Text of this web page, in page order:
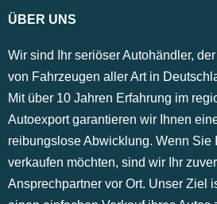
ÜBER UNS
Wir sind Ihr seriöser Autohändler,
von Fahrzeugen aller Art in
Mit über 10 Jahren Erfahrung im
Autoexport garantieren wir Ihnen
reibungslose Abwicklung. Wenn Sie
verkaufen möchten, sind wir Ihr
Ansprechpartner vor Ort. Unser Ziel